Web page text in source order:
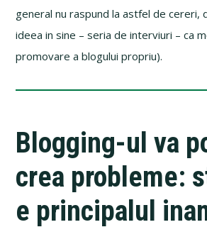
general nu raspund la astfel de cereri,
ideea in sine – seria de interviuri – ca
promovare a blogului propriu).
Blogging-ul va
crea probleme:
e principalul